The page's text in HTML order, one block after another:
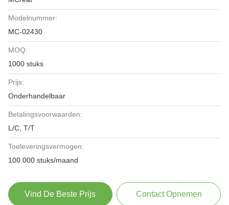
Modelnummer:
MC-02430
MOQ:
1000 stuks
Prijs:
Onderhandelbaar
Betalingsvoorwaarden:
L/C, T/T
Toeleveringsvermogen:
100.000 stuks/maand
Vind De Beste Prijs Contact Opnemen